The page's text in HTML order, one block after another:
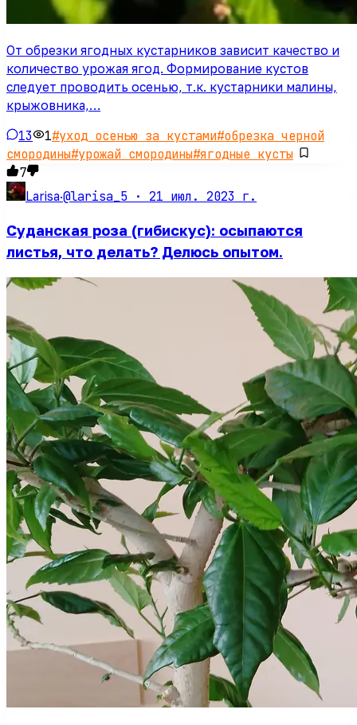
От обрезки ягодных кустарников зависит качество и
количество урожая ягод. Формирование кустов
следует проводить осенью, т.к. кустарники малины,
крыжовника,…
13 1#уход осенью за кустами#обрезка черной
смородины#урожай смородины#ягодные кусты
7
Larisa·@larisa_5 · 21 июл. 2023 г.
Суданская роза (гибискус): осыпаются
листья, что делать? Делюсь опытом.